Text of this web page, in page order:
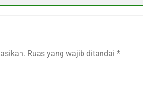
Ruas yang wajib ditandai *